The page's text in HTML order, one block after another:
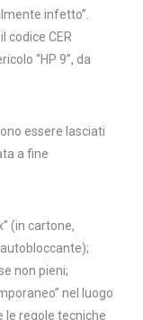
infetto”.
codice CER
“HP 9”, da
essere lasciati
a fine
(in cartone,
non pieni;
nel luogo
le regole tecniche